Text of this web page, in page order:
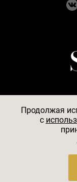
АО «БКМ»,
127018, Москва,
Продолжая
c